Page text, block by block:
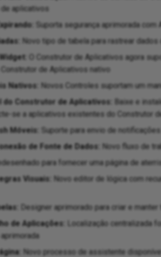
aplicativos
Suporta segurança aprimorada
Novo tipo de tabela para rastrear
O Construtor de Aplicativos agora
de Aplicativos nativo
Nativos: Novos Controles suportam um
Construtor de Aplicativos:
Baixe e
se a aplicativos existentes do Construtor
Móveis:
Suporte para envio de
de Fonte de Dados: Novo fluxo de
para fornecer uma página de
Visuais: Novo editor de lógica com
Designer aprimorado para criar e manter
de Aplicações:
Localização centralizada
Novo processo de assistente